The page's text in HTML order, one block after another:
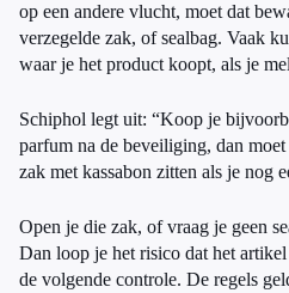
op een andere vlucht, moet dat
verzegelde zak, of sealbag. Vaak
waar je het product koopt, als je
Schiphol legt uit: “Koop je
parfum na de beveiliging, dan
zak met kassabon zitten als je nog
Open je die zak, of vraag je geen
Dan loop je het risico dat het
de volgende controle. De regels